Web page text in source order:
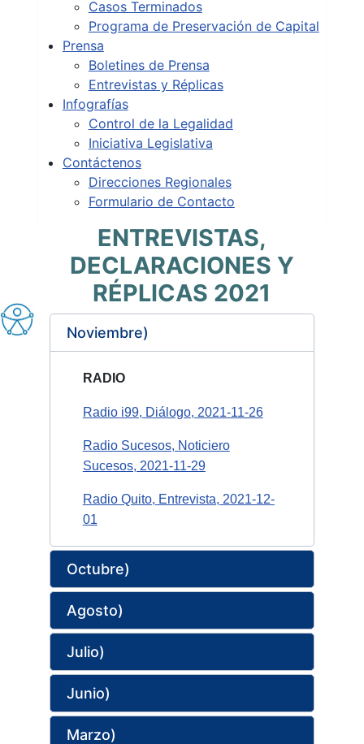
Casos Terminados
Programa de Preservación de Capital
Prensa
Boletines de Prensa
Entrevistas y Réplicas
Infografías
Control de la Legalidad
Iniciativa Legislativa
Contáctenos
Direcciones Regionales
Formulario de Contacto
ENTREVISTAS,
DECLARACIONES Y
RÉPLICAS 2021
Noviembre)
RADIO
Radio i99, Diálogo, 2021-11-26
Radio Sucesos, Noticiero
Sucesos, 2021-11-29
Radio Quito, Entrevista, 2021-12-
01
Octubre)
Agosto)
Julio)
Junio)
Marzo)